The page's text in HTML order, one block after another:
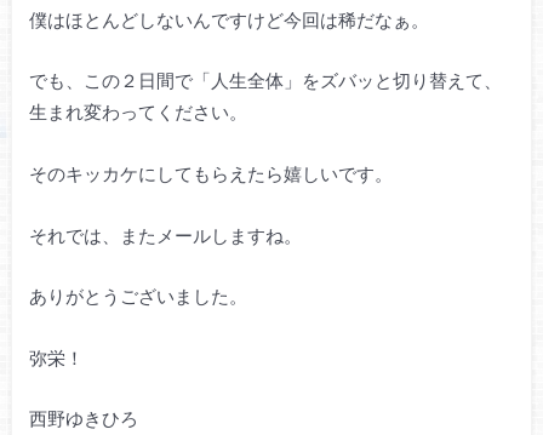
僕はほとんどしないんですけど今回は稀だなぁ。
でも、この２日間で「人生全体」をズバッと切り替えて、
生まれ変わってください。
そのキッカケにしてもらえたら嬉しいです。
それでは、またメールしますね。
ありがとうございました。
弥栄！
西野ゆきひろ